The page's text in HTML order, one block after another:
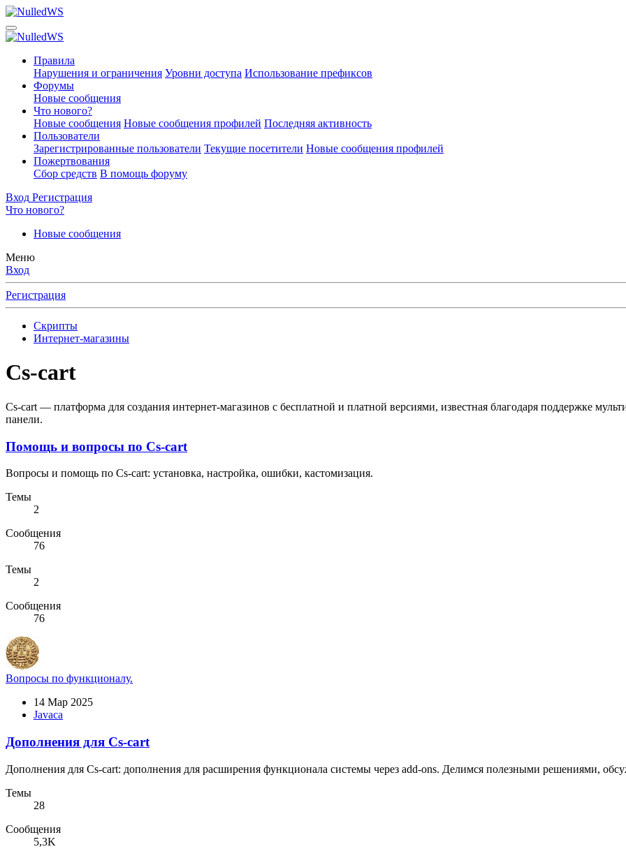
Правила
Нарушения и ограничения Уровни доступа Использование префиксов
Форумы
Новые сообщения
Что нового?
Новые сообщения Новые сообщения профилей Последняя активность
Пользователи
Зарегистрированные пользователи Текущие посетители Новые сообщения профилей
Пожертвования
Сбор средств В помощь форуму
Вход Регистрация
Что нового?
Новые сообщения
Меню
Вход
Регистрация
Скрипты
Интернет-магазины
Cs-cart
Cs-cart — платформа для создания интернет-магазинов с бесплатной и платной версиями, известная благодаря поддержке
панели.
Помощь и вопросы по Cs-cart
Вопросы и помощь по Cs-cart: установка, настройка, ошибки, кастомизация.
Темы
2
Сообщения
76
Темы
2
Сообщения
76
Вопросы по функционалу.
14 Мар 2025
Javaca
Дополнения для Cs-cart
Дополнения для Cs-cart: дополнения для расширения функционала системы через add-ons. Делимся полезными решениями,
Темы
28
Сообщения
5,3K